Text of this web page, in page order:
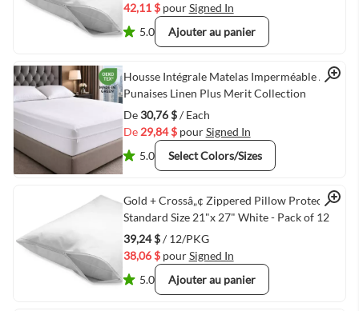
42,11 $ pourSigned In
5.0
Ajouter au panier
Quick View
Housse Intégrale Matelas Imperméable Anti-
Punaises Linen Plus Merit Collection
De30,76 $/ Each
De 29,84 $ pourSigned In
5.0
Select Colors/Sizes
Quick View
Gold + Crossâ„¢ Zippered Pillow Protector
Standard Size 21"x 27" White - Pack of 12
39,24 $/ 12/PKG
38,06 $ pourSigned In
5.0
Ajouter au panier